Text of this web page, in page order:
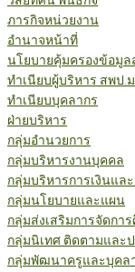
ภารกิจหน่วยงาน
อำนาจหน้าที่
นโยบายคุ้มครองข้อมู
ทำเนียบผู้บริหาร สพป.
ทำเนียบบุคลากร
ฝ่ายบริหาร
กลุ่มอำนวยการ
กลุ่มบริหารงานบุคคล
กลุ่มบริหารการเงินแล
กลุ่มนโยบายและแผน
กลุ่มส่งเสริมการจัดกา
กลุ่มนิเทศ ติดตามและ
กลุ่มพัฒนาครูและบุคล